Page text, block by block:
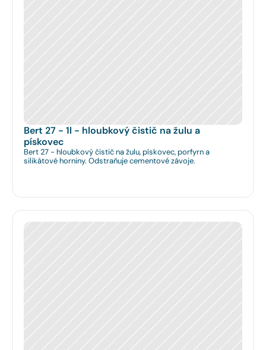
Bert 27 - 1l - hloubkový čistič na žulu a
pískovec
Bert 27 - hloubkový čistič na žulu, pískovec, porfyrn a
silikátové horniny. Odstraňuje cementové závoje.